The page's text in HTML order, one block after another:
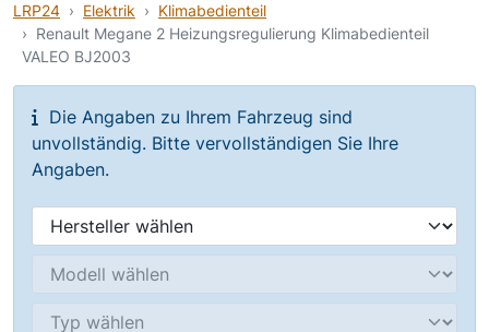
LRP24 Elektrik
Klimabedienteil
Renault Megane 2 Heizungsregulierung Klimabedienteil
VALEO BJ2003
Die Angaben zu Ihrem Fahrzeug sind
unvollständig. Bitte vervollständigen Sie Ihre
Angaben.